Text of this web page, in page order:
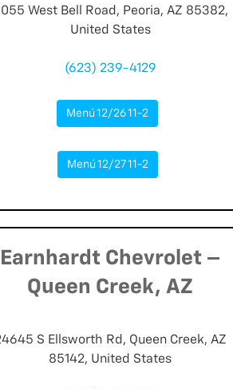
West Bell Road, Peoria, AZ 85382,
United States
(623) 239-4129
Menú 12/26 11-2
Menú 12/27 11-2
Earnhardt Chevrolet –
Queen Creek, AZ
S Ellsworth Rd, Queen Creek, AZ
85142, United States